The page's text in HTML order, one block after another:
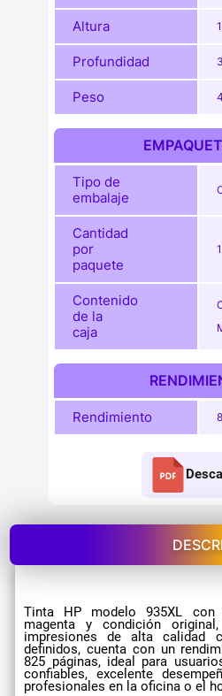
Altura
Profundidad
Peso
Tipo de
embalaje
Cantidad
por
paquete
1
Contenido
de la
caja
Rendimiento
Tinta HP modelo 935XL con
magenta y condición
impresiones de alta calidad
definidos, cuenta con un
825 páginas, ideal para
confiables, excelente
profesionales en la oficina o el